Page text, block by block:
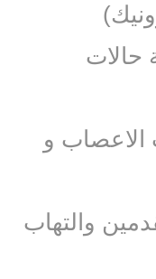
حالات
الاعصاب و
والتهاب